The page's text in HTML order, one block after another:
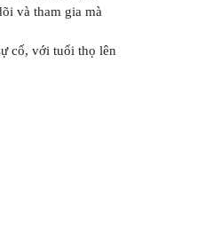
và tham gia mà
cố, với tuổi thọ lên